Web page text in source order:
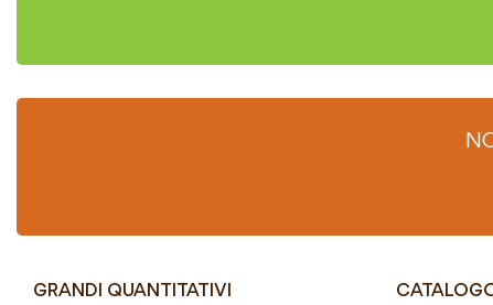
GRANDI QUANTITATIVI